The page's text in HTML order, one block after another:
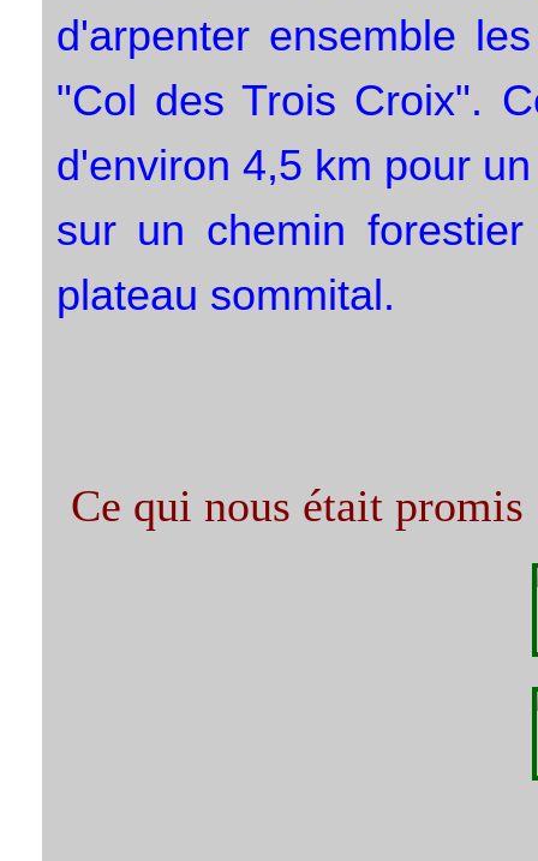
d'arpenter ensemble
"Col des Trois Croix".
d'environ 4,5 km pour
sur un chemin
plateau sommital.
Ce qui nous était promis